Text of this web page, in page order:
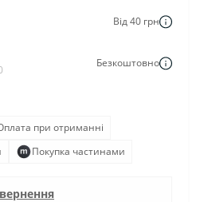
Від 40 грн
Безкоштовно
при отриманні
Покупка частинами